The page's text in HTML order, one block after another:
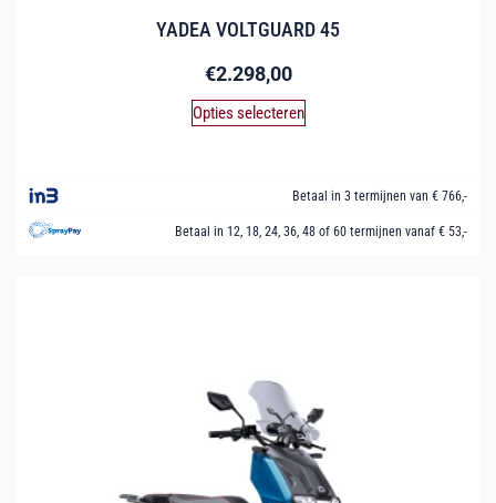
YADEA VOLTGUARD 45
€2.298,00
Opties selecteren
Betaal in 3 termijnen van € 766,-
Betaal in 12, 18, 24, 36, 48 of 60 termijnen vanaf € 53,-